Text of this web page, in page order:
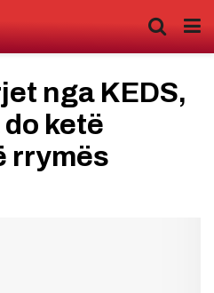
nga KEDS,
ketë
rrymës